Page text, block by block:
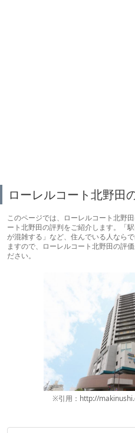
ローレルコート北野田
このページでは、ローレルコート北野
ート北野田の評判をご紹介します。「
が混雑する」など、住んでいる人なら
ますので、ローレルコート北野田の評
ださい。
※引用：http://